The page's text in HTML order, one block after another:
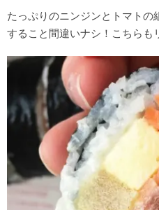
たっぷりのニンジンとトマトの
すること間違いナシ！こちらも